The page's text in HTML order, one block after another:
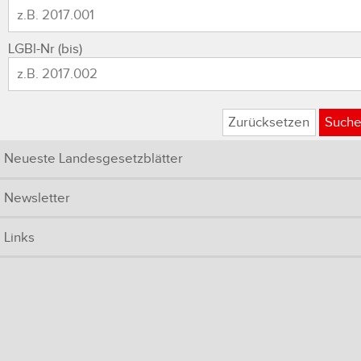
LGBl-Nr (bis)
Zurücksetzen
Neueste Landesgesetzblätter
Newsletter
Links